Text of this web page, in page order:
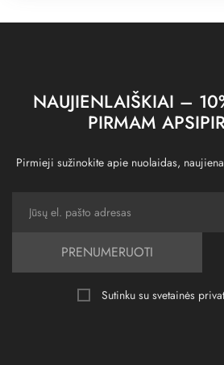
NAUJIENLAIŠKIAI –
PIRMAM
Pirmieji sužinokite apie nuolaidas,
PRENUMERUOTI
Sutinku su svetainės